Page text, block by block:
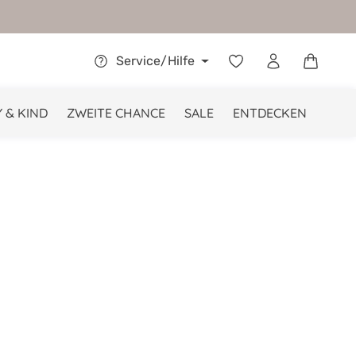
Service/Hilfe
& KIND ZWEITE CHANCE SALE ENTDECKEN